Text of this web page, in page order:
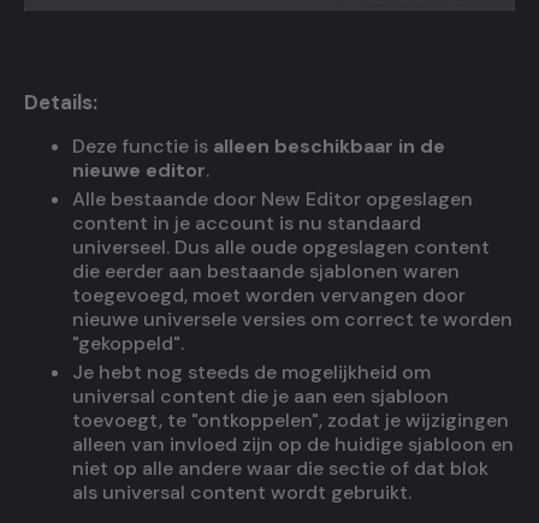
Details:
Deze functie is alleen beschikbaar in de
nieuwe editor.
Alle bestaande door New Editor opgeslagen
content in je account is nu standaard
universeel. Dus alle oude opgeslagen content
die eerder aan bestaande sjablonen waren
toegevoegd, moet worden vervangen door
nieuwe universele versies om correct te worden
"gekoppeld".
Je hebt nog steeds de mogelijkheid om
universal content die je aan een sjabloon
toevoegt, te "ontkoppelen", zodat je wijzigingen
alleen van invloed zijn op de huidige sjabloon en
niet op alle andere waar die sectie of dat blok
als universal content wordt gebruikt.